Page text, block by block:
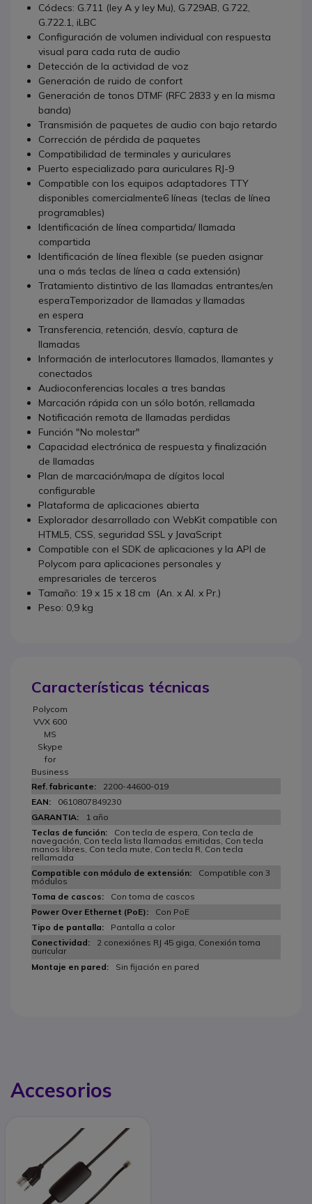
Códecs: G.711 (ley A y ley Mu), G.729AB, G.722,
G.722.1, iLBC
Configuración de volumen individual con respuesta
visual para cada ruta de audio
Detección de la actividad de voz
Generación de ruido de confort
Generación de tonos DTMF (RFC 2833 y en la misma
banda)
Transmisión de paquetes de audio con bajo retardo
Corrección de pérdida de paquetes
Compatibilidad de terminales y auriculares
Puerto especializado para auriculares RJ-9
Compatible con los equipos adaptadores TTY
disponibles comercialmente6 líneas (teclas de línea
programables)
Identificación de línea compartida/ llamada
compartida
Identificación de línea flexible (se pueden asignar
una o más teclas de línea a cada extensión)
Tratamiento distintivo de las llamadas entrantes/en
esperaTemporizador de llamadas y llamadas
en espera
Transferencia, retención, desvío, captura de
llamadas
Información de interlocutores llamados, llamantes y
conectados
Audioconferencias locales a tres bandas
Marcación rápida con un sólo botón, rellamada
Notificación remota de llamadas perdidas
Función "No molestar"
Capacidad electrónica de respuesta y finalización
de llamadas
Plan de marcación/mapa de dígitos local
configurable
Plataforma de aplicaciones abierta
Explorador desarrollado con WebKit compatible con
HTML5, CSS, seguridad SSL y JavaScript
Compatible con el SDK de aplicaciones y la API de
Polycom para aplicaciones personales y
empresariales de terceros
Tamaño: 19 x 15 x 18 cm (An. x Al. x Pr.)
Peso: 0,9 kg
Características técnicas
Polycom
VVX 600
MS
Skype
for
Business
2200-44600-019
0610807849230
1 año
Con tecla de espera, Con tecla de
navegación, Con tecla lista llamadas emitidas, Con tecla
manos libres, Con tecla mute, Con tecla R, Con tecla
rellamada
Compatible con 3
módulos
Con toma de cascos
Con PoE
Pantalla a color
2 conexiónes RJ 45 giga, Conexión toma
auricular
Sin fijación en pared
Accesorios